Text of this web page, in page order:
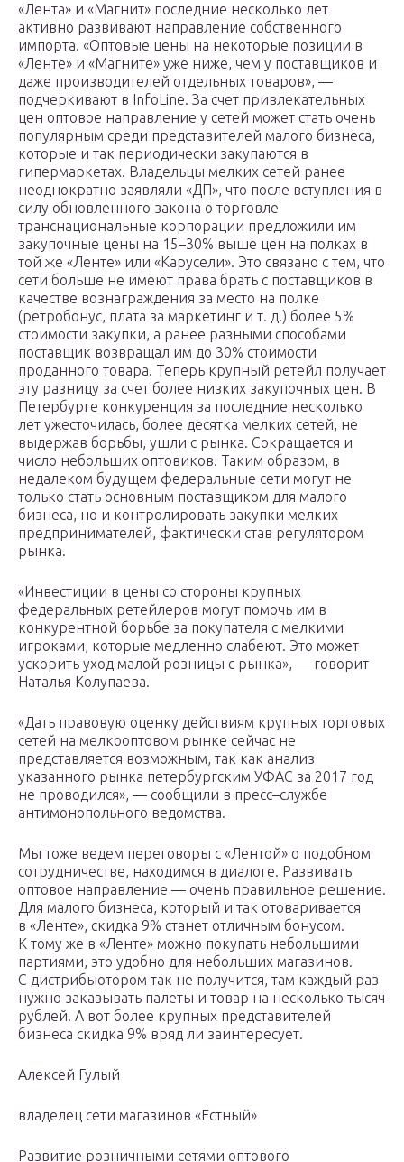
«Лента» и «Магнит» последние несколько лет
активно развивают направление собственного
импорта. «Оптовые цены на некоторые позиции в
«Ленте» и «Магните» уже ниже, чем у поставщиков и
даже производителей отдельных товаров», —
подчеркивают в InfoLine. За счет привлекательных
цен оптовое направление у сетей может стать очень
популярным среди представителей малого бизнеса,
которые и так периодически закупаются в
гипермаркетах. Владельцы мелких сетей ранее
неоднократно заявляли «ДП», что после вступления в
силу обновленного закона о торговле
транснациональные корпорации предложили им
закупочные цены на 15–30% выше цен на полках в
той же «Ленте» или «Карусели». Это связано с тем, что
сети больше не имеют права брать с поставщиков в
качестве вознаграждения за место на полке
(ретробонус, плата за маркетинг и т. д.) более 5%
стоимости закупки, а ранее разными способами
поставщик возвращал им до 30% стоимости
проданного товара. Теперь крупный ретейл получает
эту разницу за счет более низких закупочных цен. В
Петербурге конкуренция за последние несколько
лет ужесточилась, более десятка мелких сетей, не
выдержав борьбы, ушли с рынка. Сокращается и
число небольших оптовиков. Таким образом, в
недалеком будущем федеральные сети могут не
только стать основным поставщиком для малого
бизнеса, но и контролировать закупки мелких
предпринимателей, фактически став регулятором
рынка.
«Инвестиции в цены со стороны крупных
федеральных ретейлеров могут помочь им в
конкурентной борьбе за покупателя с мелкими
игроками, которые медленно слабеют. Это может
ускорить уход малой розницы с рынка», — говорит
Наталья Колупаева.
«Дать правовую оценку действиям крупных торговых
сетей на мелкооптовом рынке сейчас не
представляется возможным, так как анализ
указанного рынка петербургским УФАС за 2017 год
не проводился», — сообщили в пресс–службе
антимонопольного ведомства.
Мы тоже ведем переговоры с «Лентой» о подобном
сотрудничестве, находимся в диалоге. Развивать
оптовое направление — очень правильное решение.
Для малого бизнеса, который и так отоваривается
в «Ленте», скидка 9% станет отличным бонусом.
К тому же в «Ленте» можно покупать небольшими
партиями, это удобно для небольших магазинов.
С дистрибьютором так не получится, там каждый раз
нужно заказывать палеты и товар на несколько тысяч
рублей. А вот более крупных представителей
бизнеса скидка 9% вряд ли заинтересует.
Алексей Гулый
владелец сети магазинов «Естный»
Развитие розничными сетями оптового